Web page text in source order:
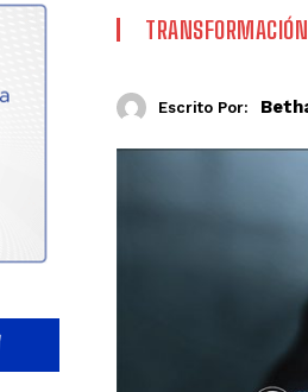
Escrito Por: